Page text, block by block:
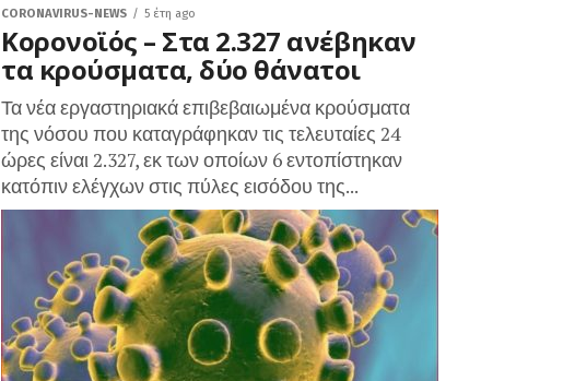
CORONAVIRUS-NEWS 5 έτη ago
Κορονοϊός – Στα 2.327 ανέβηκαν
τα κρούσματα, δύο θάνατοι
Τα νέα εργαστηριακά επιβεβαιωμένα κρούσματα
της νόσου που καταγράφηκαν τις τελευταίες 24
ώρες είναι 2.327, εκ των οποίων 6 εντοπίστηκαν
κατόπιν ελέγχων στις πύλες εισόδου της...